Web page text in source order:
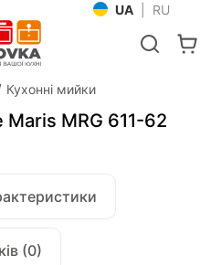
UA RU
Кухонні мийки
MRG 611-62
(0)